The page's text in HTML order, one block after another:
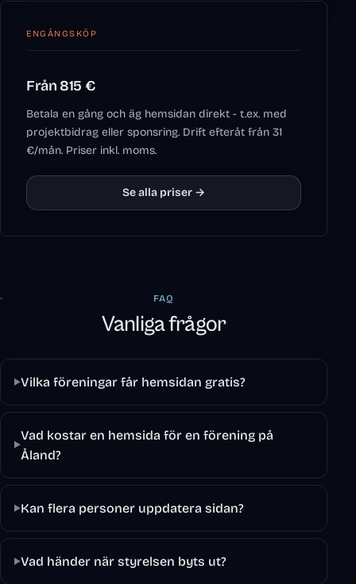
ENGÅNGSKÖP
Från 815 €
Betala en gång och äg hemsidan direkt - t.ex. med
projektbidrag eller sponsring. Drift efteråt från 31
€/mån. Priser inkl. moms.
Se alla priser →
FAQ
Vanliga frågor
Vilka föreningar får hemsidan gratis?
Vad kostar en hemsida för en förening på
Åland?
Kan flera personer uppdatera sidan?
Vad händer när styrelsen byts ut?